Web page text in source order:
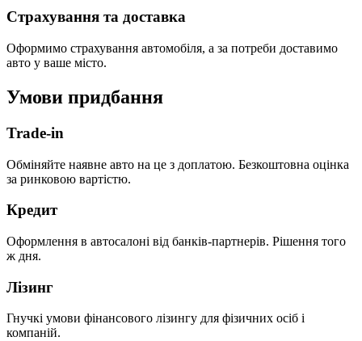
Страхування та доставка
Оформимо страхування автомобіля, а за потреби доставимо
авто у ваше місто.
Умови придбання
Trade-in
Обміняйте наявне авто на це з доплатою. Безкоштовна оцінка
за ринковою вартістю.
Кредит
Оформлення в автосалоні від банків-партнерів. Рішення того
ж дня.
Лізинг
Гнучкі умови фінансового лізингу для фізичних осіб і
компаній.